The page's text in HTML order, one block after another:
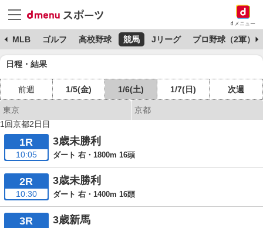
dメニュー
MLB ゴルフ 高校野球 競馬 Jリーグ プロ野球（2軍）
日程・結果
前週 1/5(金) 1/6(土) 1/7(日) 次週
東京
京都
1回京都2日目
1R
10:05
3歳未勝利
ダート 右・1800m 16頭
2R
10:30
3歳未勝利
ダート 右・1400m 16頭
3R 3歳新馬